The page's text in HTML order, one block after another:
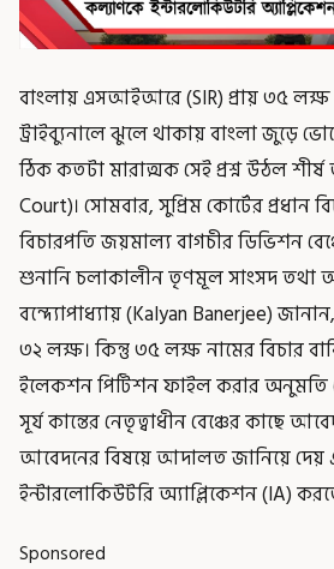
বাংলায় এসআইআরে (SIR) প্রায় ৩৫
ট্রাইব্যুনালে ঝুলে থাকায় বাংলা জুড়ে
ঠিক কতটা মারাত্মক সেই প্রশ্ন উঠল
Court)। সোমবার, সুপ্রিম কোর্টের প্রধান
বিচারপতি জয়মাল্য বাগচীর ডিভিশন
শুনানি চলাকালীন তৃণমূল সাংসদ তথা
বন্দ্যোপাধ্যায় (Kalyan Banerjee)
৩২ লক্ষ। কিন্তু ৩৫ লক্ষ নামের বিচার
ইলেকশন পিটিশন ফাইল করার অনুমতি
সূর্য কান্তের নেতৃত্বাধীন বেঞ্চের কাছে
আবেদনের বিষয়ে আদালত জানিয়ে দেয়
ইন্টারলোকিউটরি অ্যাপ্লিকেশন (IA)
Sponsored